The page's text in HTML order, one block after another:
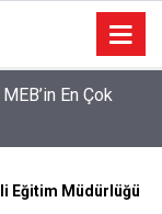
En Çok
Eğitim Müdürlüğü